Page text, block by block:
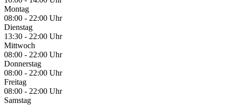
Montag
08:00 - 22:00 Uhr
Dienstag
13:30 - 22:00 Uhr
Mittwoch
08:00 - 22:00 Uhr
Donnerstag
08:00 - 22:00 Uhr
Freitag
08:00 - 22:00 Uhr
Samstag